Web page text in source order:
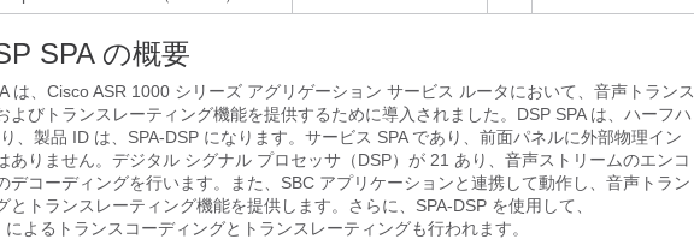
SPA の概要
は、Cisco ASR 1000 シリーズ アグリゲーション サービス ルータにおいて、音声トランス
よびトランスレーティング機能を提供するために導入されました。DSP SPA は、ハーフハ
、製品 ID は、SPA-DSP になります。サービス SPA であり、前面パネルに外部物理イン
ありません。デジタル シグナル プロセッサ（DSP）が 21 あり、音声ストリームのエンコ
デコーディングを行います。また、SBC アプリケーションと連携して動作し、音声トラン
とトランスレーティング機能を提供します。さらに、SPA-DSP を使用して、
よるトランスコーディングとトランスレーティングも行われます。